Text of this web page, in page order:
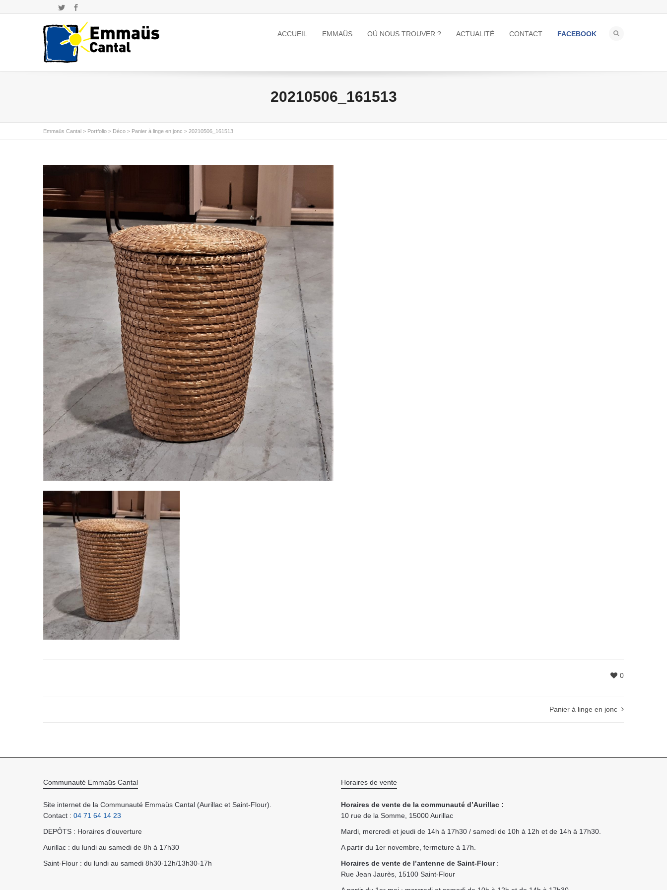
Twitter
ACCUEIL EMMAÜS OÙ NOUS TROUVER ? ACTUALITÉ CONTACT FACEBOOK
20210506_161513
Emmaüs Cantal > Portfolio > Déco > Panier à linge en jonc > 20210506_161513
0
Panier à linge en jonc
Communauté Emmaüs Cantal
Site internet de la Communauté Emmaüs Cantal (Aurillac et Saint-Flour).
Contact : 04 71 64 14 23
DEPÔTS : Horaires d’ouverture
Aurillac : du lundi au samedi de 8h à 17h30
Saint-Flour : du lundi au samedi 8h30-12h/13h30-17h
Horaires de vente
Horaires de vente de la communauté d’Aurillac :
10 rue de la Somme, 15000 Aurillac
Mardi, mercredi et jeudi de 14h à 17h30 / samedi de 10h à 12h et de 14h à 17h30.
A partir du 1er novembre, fermeture à 17h.
Horaires de vente de l’antenne de Saint-Flour:
Rue Jean Jaurès, 15100 Saint-Flour